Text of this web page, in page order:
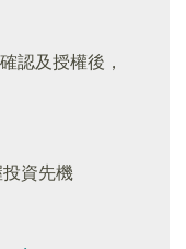
認及授權後，
資先機